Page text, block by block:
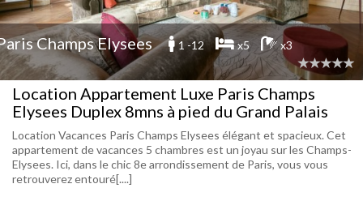
Champs Elysees 1 -12 x5 x3
Location Appartement Luxe Paris Champs
Elysees Duplex 8mns à pied du Grand Palais
Location Vacances Paris Champs Elysees élégant et spacieux. Cet
appartement de vacances 5 chambres est un joyau sur les Champs-
Elysees. Ici, dans le chic 8e arrondissement de Paris, vous vous
retrouverez entouré[....]